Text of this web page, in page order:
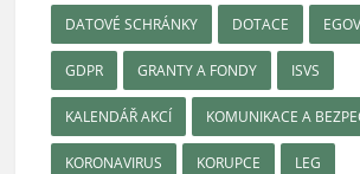
DATOVÉ SCHRÁNKY DOTACE
GDPR GRANTY A FONDY ISVS
KALENDÁŘ AKCÍ KOMUNIKACE A
KORONAVIRUS KORUPCE LEG